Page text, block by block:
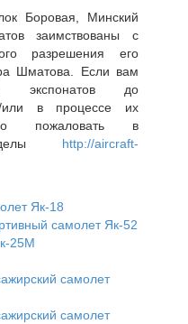
Боровая, Минский
заимствованы с
разрешения его
Шматова. Если вам
экспонатов до
или в процессе их
пожаловать в
http://aircraft-
Як-18
самолет Як-52
25М
самолет
самолет